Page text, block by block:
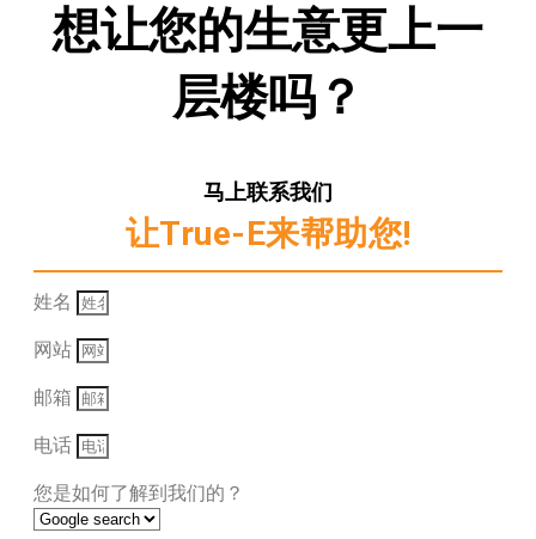
想让您的生意更上一
层楼吗？
马上联系我们
让True-E来帮助您!
姓名
网站
邮箱
电话
您是如何了解到我们的？